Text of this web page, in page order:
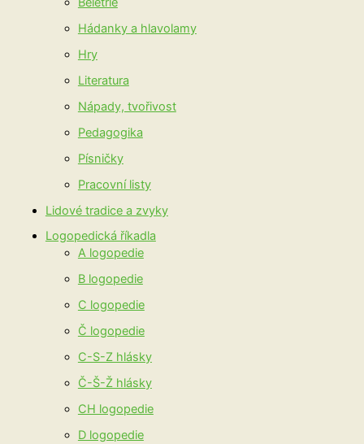
Hádanky a hlavolamy
Hry
Literatura
Nápady, tvořivost
Pedagogika
Písničky
Pracovní listy
Lidové tradice a zvyky
Logopedická říkadla
A logopedie
B logopedie
C logopedie
Č logopedie
C-S-Z hlásky
Č-Š-Ž hlásky
CH logopedie
D logopedie